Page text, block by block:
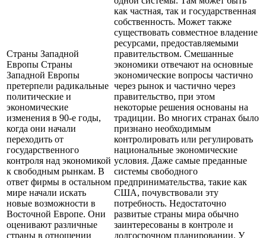
Страны Западной
Европы Страны
Западной Европы
претерпели радикальные
политические и
экономические
изменения в 90-е годы,
когда они начали
переходить от
государственного
контроля над экономикой
к свободным рынкам. В
ответ фирмы в остальном
мире начали искать
новые возможности в
Восточной Европе. Они
оценивают различные
страны в отношении
как частная, так и государственная
собственность. Может также
существовать совместное владение
ресурсами, предоставляемыми
правительством. Смешанные
экономики отвечают на основные
экономические вопросы частично
через рынок и частично через
правительство, при этом
некоторые решения основаны на
традиции. Во многих странах было
признано необходимым
контролировать или регулировать
национальные экономические
условия. Даже самые преданные
системы свободного
предпринимательства, такие как
США, почувствовали эту
потребность. Недостаточно
развитые страны мира обычно
заинтересованы в контроле и
долгосрочном планировании. У